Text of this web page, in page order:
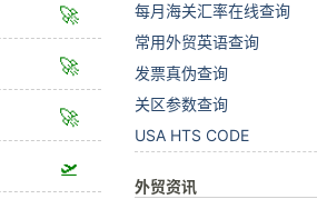
🚀
🚀
🚀
🛫
每月海关汇率在线查询
常用外贸英语查询
发票真伪查询
关区参数查询
USA HTS CODE
外贸资讯